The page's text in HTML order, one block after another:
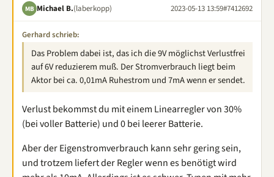
MB Michael B.(laberkopp) 2023-05-13 13:59#7412692
Gerhard schrieb:
Das Problem dabei ist, das ich die 9V möglichst Verlustfrei
auf 6V reduzierem muß. Der Stromverbrauch liegt beim
Aktor bei ca. 0,01mA Ruhestrom und 7mA wenn er sendet.
Verlust bekommst du mit einem Linearregler von 30%
(bei voller Batterie) und 0 bei leerer Batterie.
Aber der Eigenstromverbrauch kann sehr gering sein,
und trotzem liefert der Regler wenn es benötigt wird